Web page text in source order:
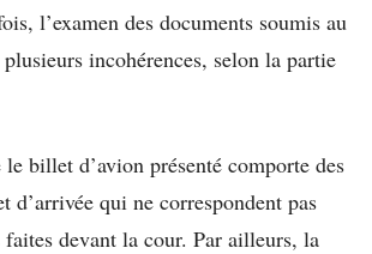
l’examen des documents soumis au
incohérences, selon la partie
billet d’avion présenté comporte des
d’arrivée qui ne correspondent pas
devant la cour. Par ailleurs, la